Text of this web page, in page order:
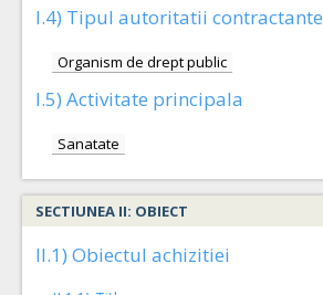
I.4) Tipul autoritatii contractante
Organism de drept public
I.5) Activitate principala
Sanatate
SECTIUNEA II: OBIECT
II.1) Obiectul achizitiei